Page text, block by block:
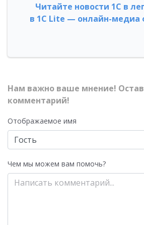
Читайте новости 1С в
в 1С Lite — онлайн-медиа
Нам важно ваше мнение!
комментарий!
Отображаемое имя
Чем мы можем вам помочь?